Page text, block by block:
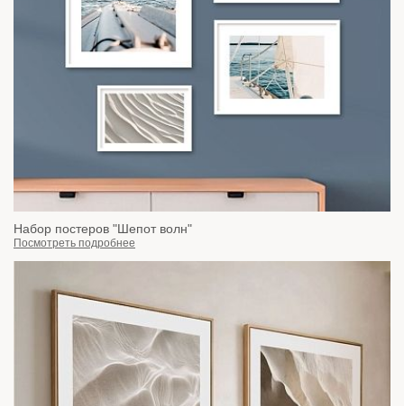
Набор постеров "Шепот волн"
Посмотреть подробнее